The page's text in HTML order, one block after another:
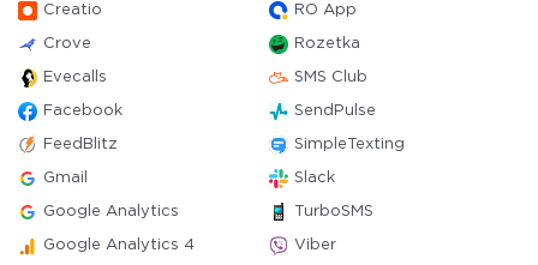
Creatio RO App
Crove Rozetka
Evecalls SMS Club
Facebook SendPulse
FeedBlitz SimpleTexting
Gmail Slack
Google Analytics TurboSMS
Google Analytics 4 Viber